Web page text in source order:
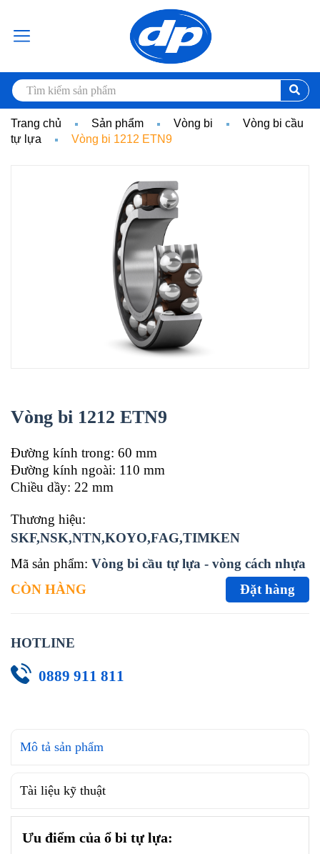
Trang chủ Sản phẩm Vòng bi
Vòng bi cầu
tự lựa
Vòng bi 1212 ETN9
Vòng bi 1212 ETN9
Đường kính trong: 60 mm
Đường kính ngoài: 110 mm
Chiều dầy: 22 mm
Thương hiệu:
SKF,NSK,NTN,KOYO,FAG,TIMKEN
Mã sản phẩm: Vòng bi cầu tự lựa - vòng cách nhựa
CÒN HÀNG
Đặt hàng
HOTLINE
0889 911 811
Mô tả sản phẩm
Tài liệu kỹ thuật
Ưu điểm của ổ bi tự lựa: